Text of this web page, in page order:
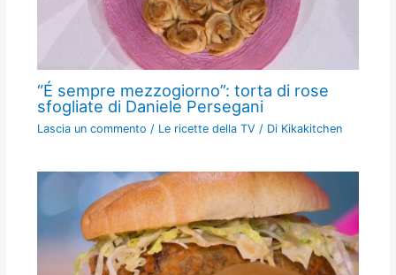
“É sempre mezzogiorno”: torta di rose
sfogliate di Daniele Persegani
Lascia un commento / Le ricette della TV / Di Kikakitchen